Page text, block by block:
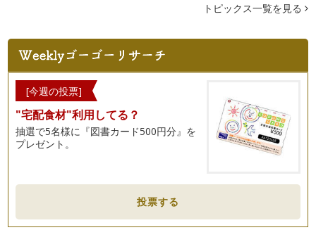
トピックス一覧を見る
[今週の投票]
"宅配食材"利用してる？
抽選で5名様に『図書カード500円分』を
プレゼント。
投票する